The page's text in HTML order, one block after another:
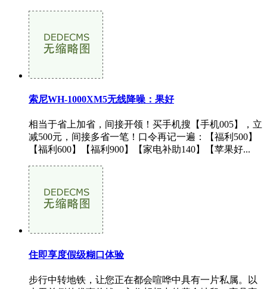
索尼WH-1000XM5无线降噪：果好
相当于省上加省，间接开领！买手机搜【手机005】，立
减500元，间接多省一笔！口令再记一遍：【福利500】
【福利600】【福利900】【家电补助140】【苹果好...
住即享度假级糊口体验
步行中转地铁，让您正在都会喧哗中具有一片私属。以